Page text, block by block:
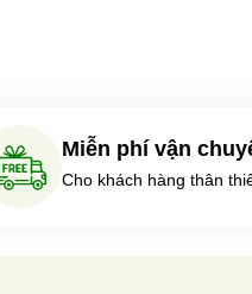
Miễn phí vận
Cho khách hàng thân